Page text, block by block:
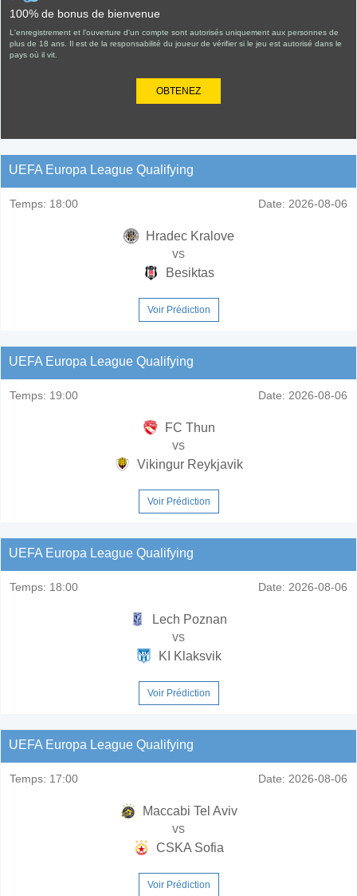
100% de bonus de bienvenue
L'enregistrement et l'ouverture d'un compte sont autorisés uniquement aux personnes de
plus de 18 ans. Il est de la responsabilité du joueur de vérifier si le jeu est autorisé dans le
pays où il vit.
OBTENEZ
UEFA Europa League Qualifying
Temps: 18:00 Date: 2026-08-06
Hradec Kralove
vs
Besiktas
Voir Prédiction
UEFA Europa League Qualifying
Temps: 19:00 Date: 2026-08-06
FC Thun
vs
Vikingur Reykjavik
Voir Prédiction
UEFA Europa League Qualifying
Temps: 18:00 Date: 2026-08-06
Lech Poznan
vs
KI Klaksvik
Voir Prédiction
UEFA Europa League Qualifying
Temps: 17:00 Date: 2026-08-06
Maccabi Tel Aviv
vs
CSKA Sofia
Voir Prédiction